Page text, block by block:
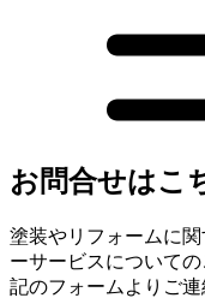
お問合せはこ
塗装やリフォームに
ーサービスについて
記のフォームよりご